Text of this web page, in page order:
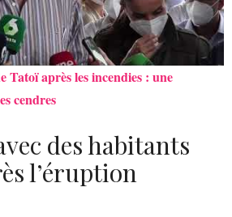
Tatoï après les incendies : une
cendres
des habitants
l’éruption